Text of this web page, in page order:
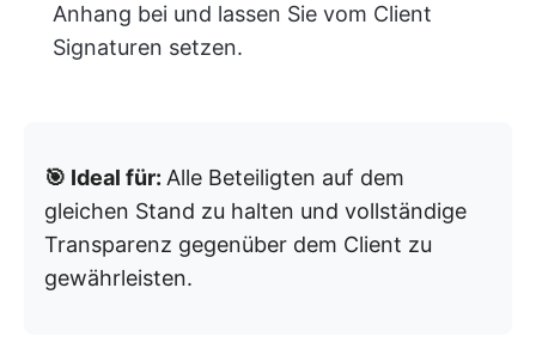
Anhang bei und lassen Sie vom Client
Signaturen setzen.
🎯 Ideal für: Alle Beteiligten auf dem
gleichen Stand zu halten und vollständige
Transparenz gegenüber dem Client zu
gewährleisten.